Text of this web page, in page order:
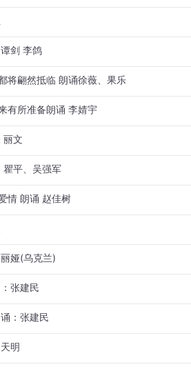
剑 李鸽
将翩然抵临 朗诵徐薇、果乐
有所准备朗诵 李婧宇
丽文
瞿平、吴强军
情 朗诵 赵佳树
娅(乌克兰)
张建民
：张建民
明